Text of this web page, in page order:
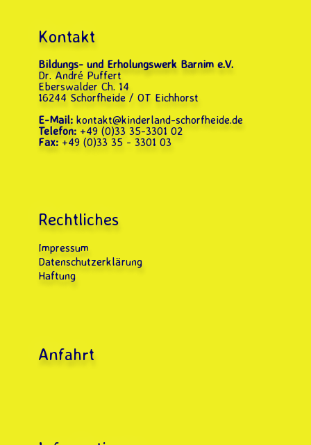
Kontakt
Bildungs- und Erholungswerk Barnim e.V.
Dr. André Puffert
Eberswalder Ch. 14
16244 Schorfheide / OT Eichhorst
E-Mail: kontakt@kinderland-schorfheide.de
Telefon: +49 (0)33 35-3301 02
Fax: +49 (0)33 35 - 3301 03
Rechtliches
Impressum
Datenschutzerklärung
Haftung
Anfahrt